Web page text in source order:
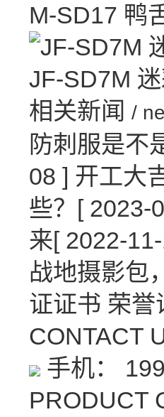
M-SD17 鸭
JF-SD7M
相关新闻 /
防刺服是不
08 ] 开工大
些？ [ 2023-
来[ 2022-
战地摄影包
证证书 荣誉
CONTACT
手机：
PRODUCT